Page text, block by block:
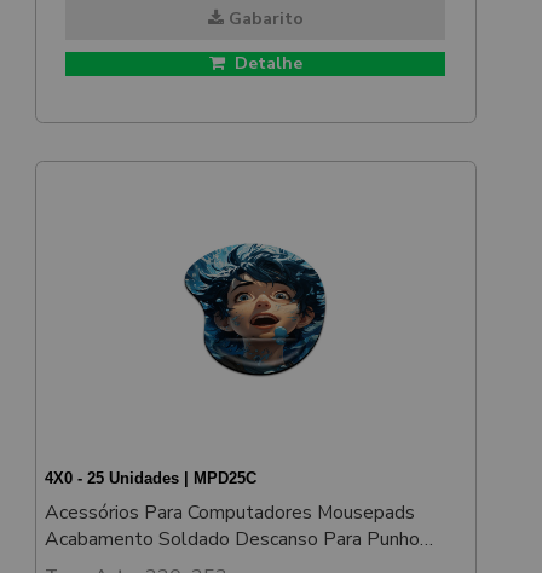
Gabarito
Detalhe
4X0 - 25 Unidades | MPD25C
Acessórios Para Computadores Mousepads
Acabamento Soldado Descanso Para Punho
200x253mm